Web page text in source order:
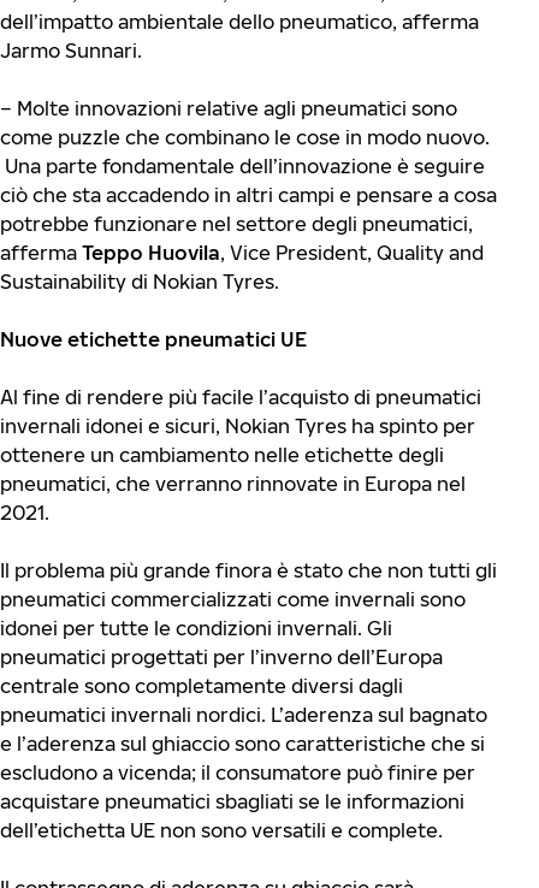
dell’impatto ambientale dello pneumatico, afferma
Jarmo Sunnari.
– Molte innovazioni relative agli pneumatici sono
come puzzle che combinano le cose in modo nuovo.
Una parte fondamentale dell’innovazione è seguire
ciò che sta accadendo in altri campi e pensare a cosa
potrebbe funzionare nel settore degli pneumatici,
afferma Teppo Huovila, Vice President, Quality and
Sustainability di Nokian Tyres.
Nuove etichette pneumatici UE
Al fine di rendere più facile l’acquisto di pneumatici
invernali idonei e sicuri, Nokian Tyres ha spinto per
ottenere un cambiamento nelle etichette degli
pneumatici, che verranno rinnovate in Europa nel
2021.
Il problema più grande finora è stato che non tutti gli
pneumatici commercializzati come invernali sono
idonei per tutte le condizioni invernali. Gli
pneumatici progettati per l’inverno dell’Europa
centrale sono completamente diversi dagli
pneumatici invernali nordici. L’aderenza sul bagnato
e l’aderenza sul ghiaccio sono caratteristiche che si
escludono a vicenda; il consumatore può finire per
acquistare pneumatici sbagliati se le informazioni
dell’etichetta UE non sono versatili e complete.